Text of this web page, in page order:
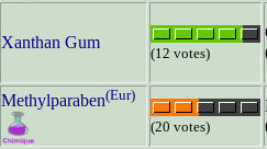
Xanthan Gum
(12 votes)
Methylparaben(Eur)
(20 votes)